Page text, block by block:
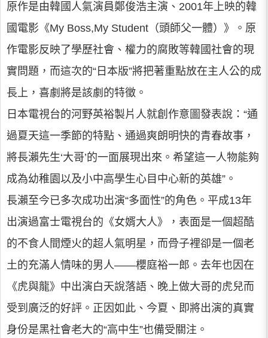
原作是由韓國人氣演員鄭俊浩主演、2001年上映的韓
國電影《My Boss,My Student（頭師父一體）》。原
作電影反映了學歷社會、權力的腐敗等韓國社會的現
實問題，而這次的“日本版”將把著重點放在主人公的成
長上，喜劇將是該劇的特徵。
日本電視台的河野英裕製片人就創作意圖發表說：“通
過夏天這一季節的特點、通過爽朗明快的青春故事，
將長瀨先生‘大哥’的一面展現出來。希望這一人物能夠
成為幼稚園以及小中高學生心目中心新的英雄”。
長瀨至今已多次成功出演“多面性”的角色。平成13年
出演過富士電視台的《女婿大人》，表面是一個超酷
的不食人間煙火的超人氣明星，而骨子裡卻是一個老
土的充滿人情味的男人——櫻庭裕一郎。去年也因在
《虎與龍》中出演白天說落語、晚上做大哥的虎兒而
受到廣泛的好評。正因如此、今夏、即將出演的真實
身份是黑社會老大的“高中生”也備受關注。